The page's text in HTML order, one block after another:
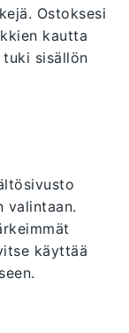
Ostoksesi
kautta
sisällön
valintaan.
käyttää